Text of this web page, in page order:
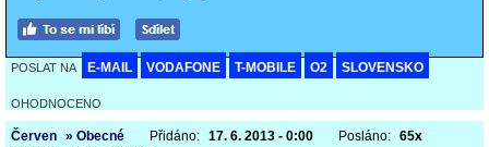
POSLAT NA E-MAIL VODAFONE T-MOBILE O2 SLOVENSKO
OHODNOCENO
Červen » Obecné Přidáno: 17. 6. 2013 - 0:00 Posláno: 65x